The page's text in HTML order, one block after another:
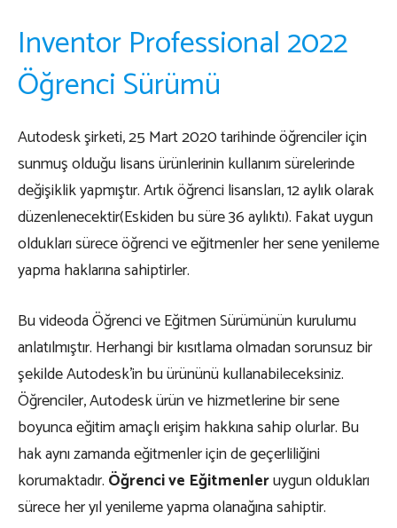
Inventor Professional 2022
Öğrenci Sürümü
Autodesk şirketi, 25 Mart 2020 tarihinde öğrenciler için
sunmuş olduğu lisans ürünlerinin kullanım sürelerinde
değişiklik yapmıştır. Artık öğrenci lisansları, 12 aylık olarak
düzenlenecektir(Eskiden bu süre 36 aylıktı). Fakat uygun
oldukları sürece öğrenci ve eğitmenler her sene yenileme
yapma haklarına sahiptirler.
Bu videodaÖğrenci ve Eğitmen Sürümünün kurulumu
anlatılmıştır. Herhangi bir kısıtlama olmadan sorunsuz bir
şekilde Autodesk’in bu ürününü kullanabileceksiniz.
Öğrenciler, Autodesk ürün ve hizmetlerine bir sene
boyunca eğitim amaçlı erişim hakkına sahip olurlar. Bu
hak aynı zamanda eğitmenler için de geçerliliğini
korumaktadır. Öğrenci ve Eğitmenleruygun oldukları
sürece her yıl yenileme yapma olanağına sahiptir.